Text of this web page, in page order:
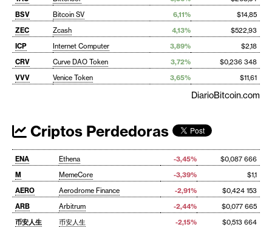
BSV
Bitcoin SV 6,11%
$14,85
ZEC
Zcash 4,13%
$522,93
ICP
Internet Computer 3,89%
$2,18
CRV
Curve DAO Token 3,72%
$0,236 348
VVV
Venice Token 3,65% $11,61
DiarioBitcoin.com
Criptos Perdedoras
ENA Ethena -3,45%
$0,087 666
M
MemeCore -3,39%
$1,1
AERO
Aerodrome Finance -2,91%
$0,424 153
ARB
Arbitrum -2,44%
$0,077 665
币安人生
币安人生 -2,15%
$0,513 664